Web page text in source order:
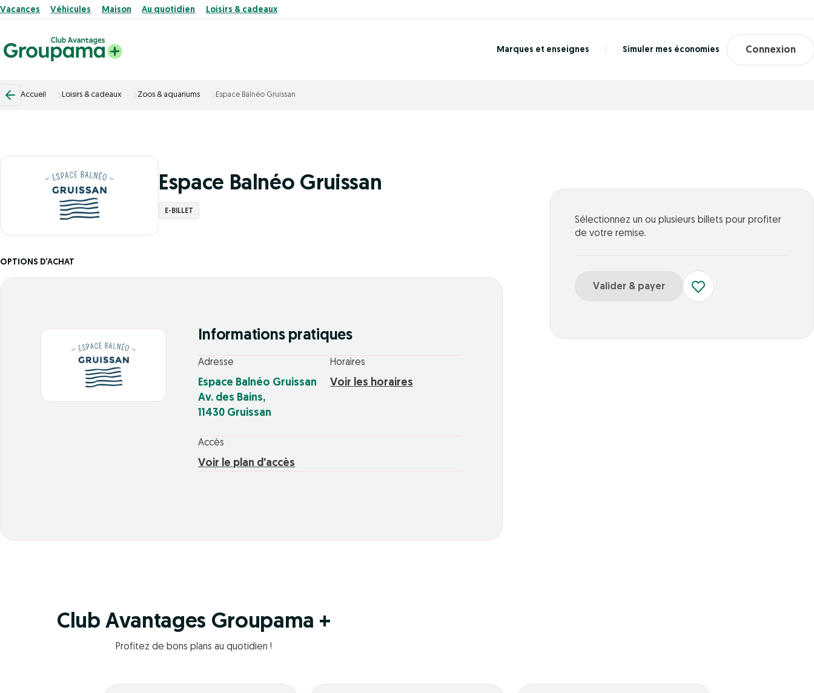
Vacances Véhicules Maison Au quotidien Loisirs & cadeaux
Marques et enseignes Simuler mes économies Connexion
Accueil Loisirs & cadeaux Zoos & aquariums Espace Balnéo Gruissan
Espace Balnéo Gruissan
E-BILLET
OPTIONS D’ACHAT
Informations pratiques
Adresse
Espace Balnéo Gruissan
Av. des Bains,
11430 Gruissan
Horaires
Voir les horaires
Accès
Voir le plan d'accès
Sélectionnez un ou plusieurs billets pour profiter
de votre remise.
Valider & payer
Club Avantages Groupama +
Profitez de bons plans au quotidien !